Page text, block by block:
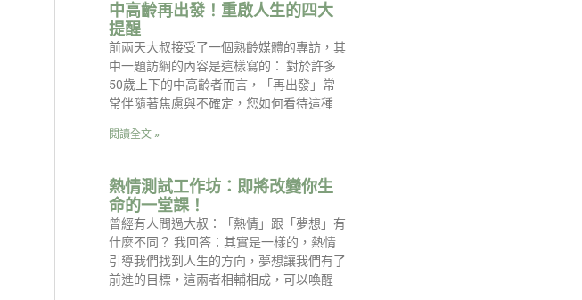
中高齡再出發！重啟人生的四大
提醒
前兩天大叔接受了一個熟齡媒體的專訪，其
中一題訪綱的內容是這樣寫的： 對於許多
50歲上下的中高齡者而言，「再出發」常
常伴隨著焦慮與不確定，您如何看待這種
閱讀全文 »
熱情測試工作坊：即將改變你生
命的一堂課！
曾經有人問過大叔：「熱情」跟「夢想」有
什麼不同？ 我回答：其實是一樣的，熱情
引導我們找到人生的方向，夢想讓我們有了
前進的目標，這兩者相輔相成，可以喚醒